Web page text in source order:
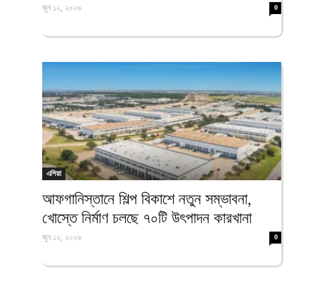
জুন ১২, ২০২৬ 0
এশিয়া
আফগানিস্তানে শিল্প বিকাশে নতুন সম্ভাবনা,
খোস্তে নির্মাণ চলছে ৭০টি উৎপাদন কারখানা
জুন ১২, ২০২৬ 0